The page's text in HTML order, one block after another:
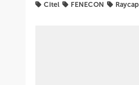
Citel FENECON Raycap